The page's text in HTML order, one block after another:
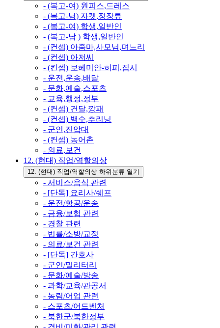
- (복고-여) 원피스,드레스
- (복고-남) 자켓,정장류
- (복고-여) 학생,일반인
- (복고-남 ) 학생,일반인
- (컨셉) 아줌마,사모님,며느리
- (컨셉) 아저씨
- (컨셉) 보헤미안-히피,집시
- 운전,운송,배달
- 문화,예술,스포츠
- 교육,행정,정부
- (컨셉) 건달,깡패
- (컨셉) 백수,추리닝
- 군인,진압대
- (컨셉) 농어촌
- 의료,보건
12. (현대) 직업/역할의상
12. (현대) 직업/역할의상 하위분류 열기
- 서비스/음식 관련
- [단독] 요리사/쉐프
- 운전/항공/운송
- 금융/보험 관련
- 경찰 관련
- 법률/소방/교정
- 의료/보건 관련
- [단독] 간호사
- 군인/밀리터리
- 문화/예술/방송
- 과학/교육/관공서
- 농림/어업 관련
- 스포츠/어드벤처
- 북한군/북한정부